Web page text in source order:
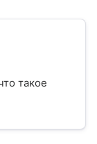
такое